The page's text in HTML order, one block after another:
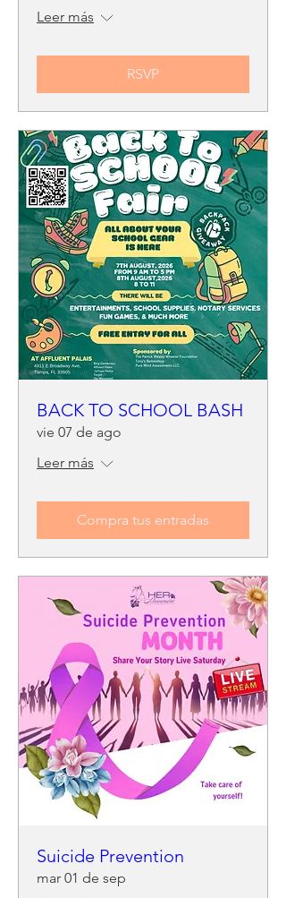
Leer más
RSVP
BACK TO SCHOOL BASH
vie 07 de ago
Leer más
Compra tus entradas
Suicide Prevention
mar 01 de sep